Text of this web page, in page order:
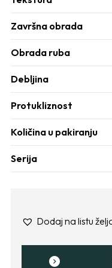
Završna obrada
Obrada ruba
Debljina
Protukliznost
Količina u pakiranju
Serija
Dodaj na listu